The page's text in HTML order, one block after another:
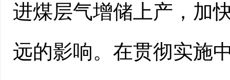
进煤层气增储上产，加
远的影响。在贯彻实施